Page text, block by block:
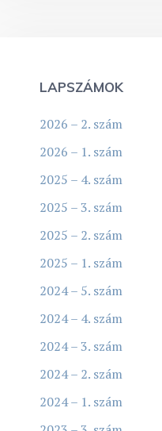
LAPSZÁMOK
2026 – 2. szám
2026 – 1. szám
2025 – 4. szám
2025 – 3. szám
2025 – 2. szám
2025 – 1. szám
2024 – 5. szám
2024 – 4. szám
2024 – 3. szám
2024 – 2. szám
2024 – 1. szám